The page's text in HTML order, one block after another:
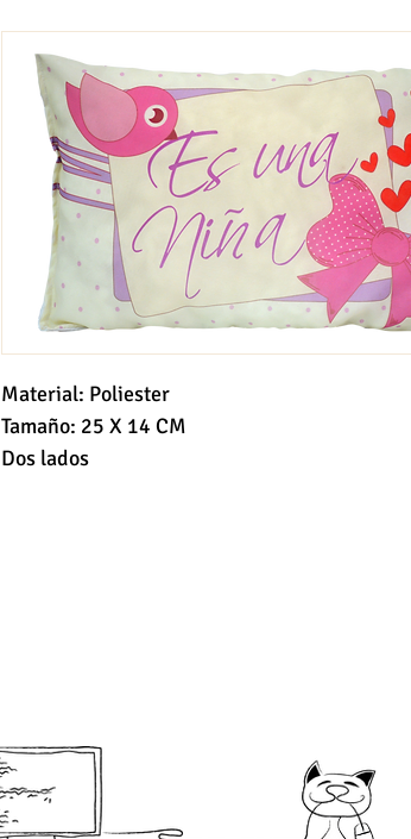
Material: Poliester
Tamaño: 25 X 14 CM
Dos lados